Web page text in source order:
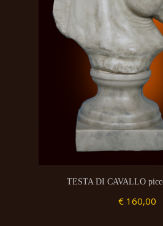
TESTA DI CAVALLO
€ 160,00